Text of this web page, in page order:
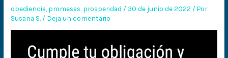
obediencia, promesas, prosperidad / 30 de junio de 2022 / Por
Susana S. / Deja un comentario